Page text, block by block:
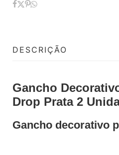
DESCRIÇÃO
Gancho
Drop Prata 2
Gancho decorativo